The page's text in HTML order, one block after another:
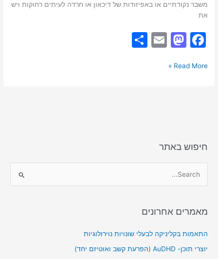
משבר נקודתיים או באפיזודות של דיכאון או חרדה לעיתים רחוקות ויש
את
F
c
k
M
st
E
Read More »
חיפוש באתר
rמאמרים אחרונים
התאמות בקליניקה לבעלי שונויות נוירולוגיות
יוצרי תוכן- AuDHD (הפרעת קשב ואוטיזם יחד)